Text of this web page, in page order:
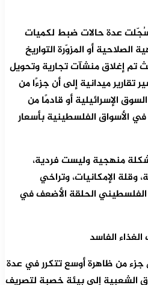
عدة حالات ضبط لكميات
الصلاحية أو المزوّرة التواريخ
تم إغلاق منشآت تجارية وتحويل
تقارير ميدانية إلى أن جزءًا من
الإسرائيلية أو قادمًا من
الأسواق الفلسطينية بأسعار
منهجية وليست فردية،
الإمكانيات، وتراخي
الحلقة الأضعف في
الفاسد
جزء من ظاهرة أوسع تتكرر في عدة
الشعبية إلى بيئة خصبة لتصريف